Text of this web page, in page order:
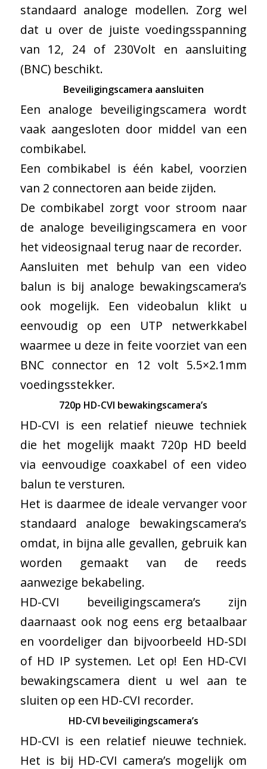
standaard analoge modellen. Zorg wel
dat u over de juiste voedingsspanning
van 12, 24 of 230Volt en aansluiting
(BNC) beschikt.
Beveiligingscamera aansluiten
Een analoge beveiligingscamera wordt
vaak aangesloten door middel van een
combikabel.
Een combikabel is één kabel, voorzien
van 2 connectoren aan beide zijden.
De combikabel zorgt voor stroom naar
de analoge beveiligingscamera en voor
het videosignaal terug naar de recorder.
Aansluiten met behulp van een video
balun is bij analoge bewakingscamera’s
ook mogelijk. Een videobalun klikt u
eenvoudig op een UTP netwerkkabel
waarmee u deze in feite voorziet van een
BNC connector en 12 volt 5.5×2.1mm
voedingsstekker.
720p HD-CVI bewakingscamera’s
HD-CVI is een relatief nieuwe techniek
die het mogelijk maakt 720p HD beeld
via eenvoudige coaxkabel of een video
balun te versturen.
Het is daarmee de ideale vervanger voor
standaard analoge bewakingscamera’s
omdat, in bijna alle gevallen, gebruik kan
worden gemaakt van de reeds
aanwezige bekabeling.
HD-CVI beveiligingscamera’s zijn
daarnaast ook nog eens erg betaalbaar
en voordeliger dan bijvoorbeeld HD-SDI
of HD IP systemen. Let op! Een HD-CVI
bewakingscamera dient u wel aan te
sluiten op een HD-CVI recorder.
HD-CVI beveiligingscamera’s
HD-CVI is een relatief nieuwe techniek.
Het is bij HD-CVI camera’s mogelijk om